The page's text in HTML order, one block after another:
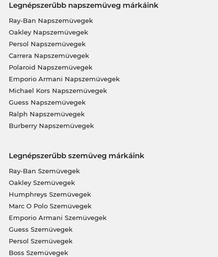
Legnépszerűbb napszemüveg márkáink
Ray-Ban Napszemüvegek
Oakley Napszemüvegek
Persol Napszemüvegek
Carrera Napszemüvegek
Polaroid Napszemüvegek
Emporio Armani Napszemüvegek
Michael Kors Napszemüvegek
Guess Napszemüvegek
Ralph Napszemüvegek
Burberry Napszemüvegek
Legnépszerűbb szemüveg márkáink
Ray-Ban Szemüvegek
Oakley Szemüvegek
Humphreys Szemüvegek
Marc O Polo Szemüvegek
Emporio Armani Szemüvegek
Guess Szemüvegek
Persol Szemüvegek
Boss Szemüvegek